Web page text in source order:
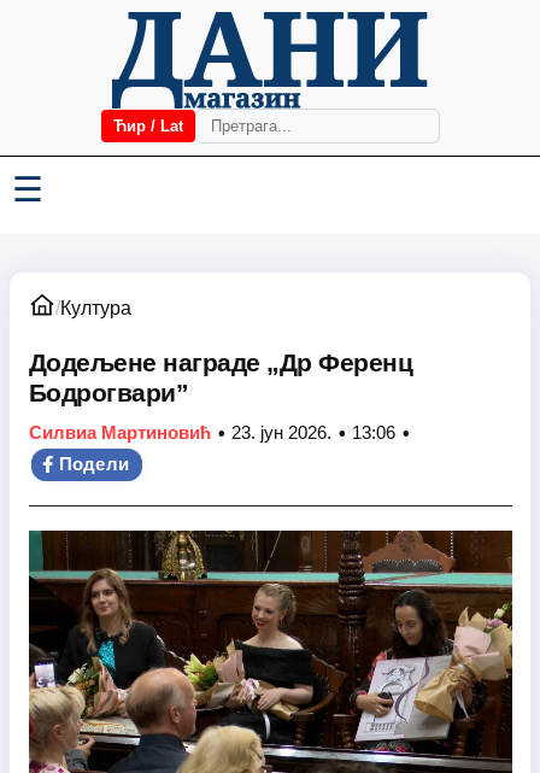
Ћир / Lat
☰
/Култура
Додељене награде „Др Ференц
Бодрогвари”
Силвиа Мартиновић • 23. јун 2026. • 13:06 •
Подели